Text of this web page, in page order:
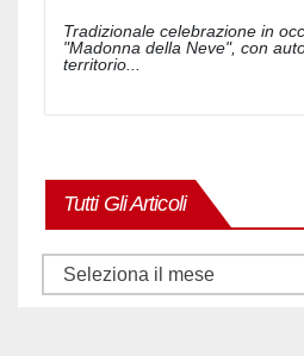
Tradizionale celebrazione in
"Madonna della Neve", con
territorio...
Tutti Gli Articoli
Tutti